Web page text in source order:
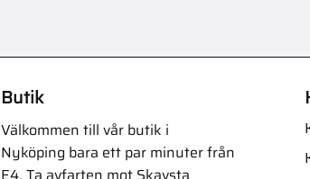
Butik
Välkommen till vår butik i
Nyköping bara ett par minuter från